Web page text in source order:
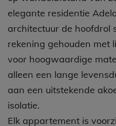
elegante residentie
architectuur de hoofdrol
rekening gehouden met
voor hoogwaardige
alleen een lange
aan een uitstekende
isolatie.
Elk appartement is